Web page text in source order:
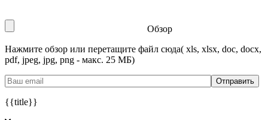
Обзор
Нажмите обзор или перетащите файл сюда( xls, xlsx, doc, docx,
pdf, jpeg, jpg, png - макс. 25 МБ)
{{title}}